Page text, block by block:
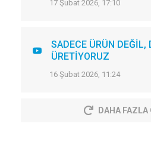
17 Şubat 2026, 17:10
SADECE ÜRÜN DEĞİL,
ÜRETİYORUZ
16 Şubat 2026, 11:24
DAHA FAZLA